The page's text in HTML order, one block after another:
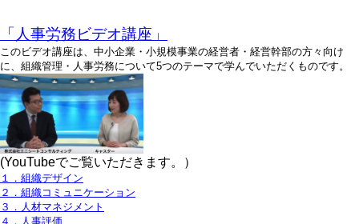
「人事労務ビデオ講座」
このビデオ講座は、中小企業・小規模事業の経営者・経営幹部の方々向け
に、組織管理・人事労務について5つのテーマで学んでいただくものです。
(YouTubeでご覧いただきます。）
１．組織デザイン
２．組織コミュニケーション
３．人材マネジメント
４．人事評価